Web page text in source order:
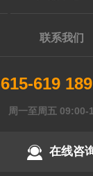
联系我们
619
周一至周五 09:00-
在线咨